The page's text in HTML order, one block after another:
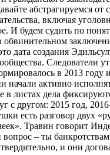
абстрагируемся от
включая
И будем судить по
обвинительном
дата создания
Следователи
в 2013 году
начали активно
в листах дела
с другом: 2015 год,
есть разговор двух
Травин говорит
вопрос – ты
и они